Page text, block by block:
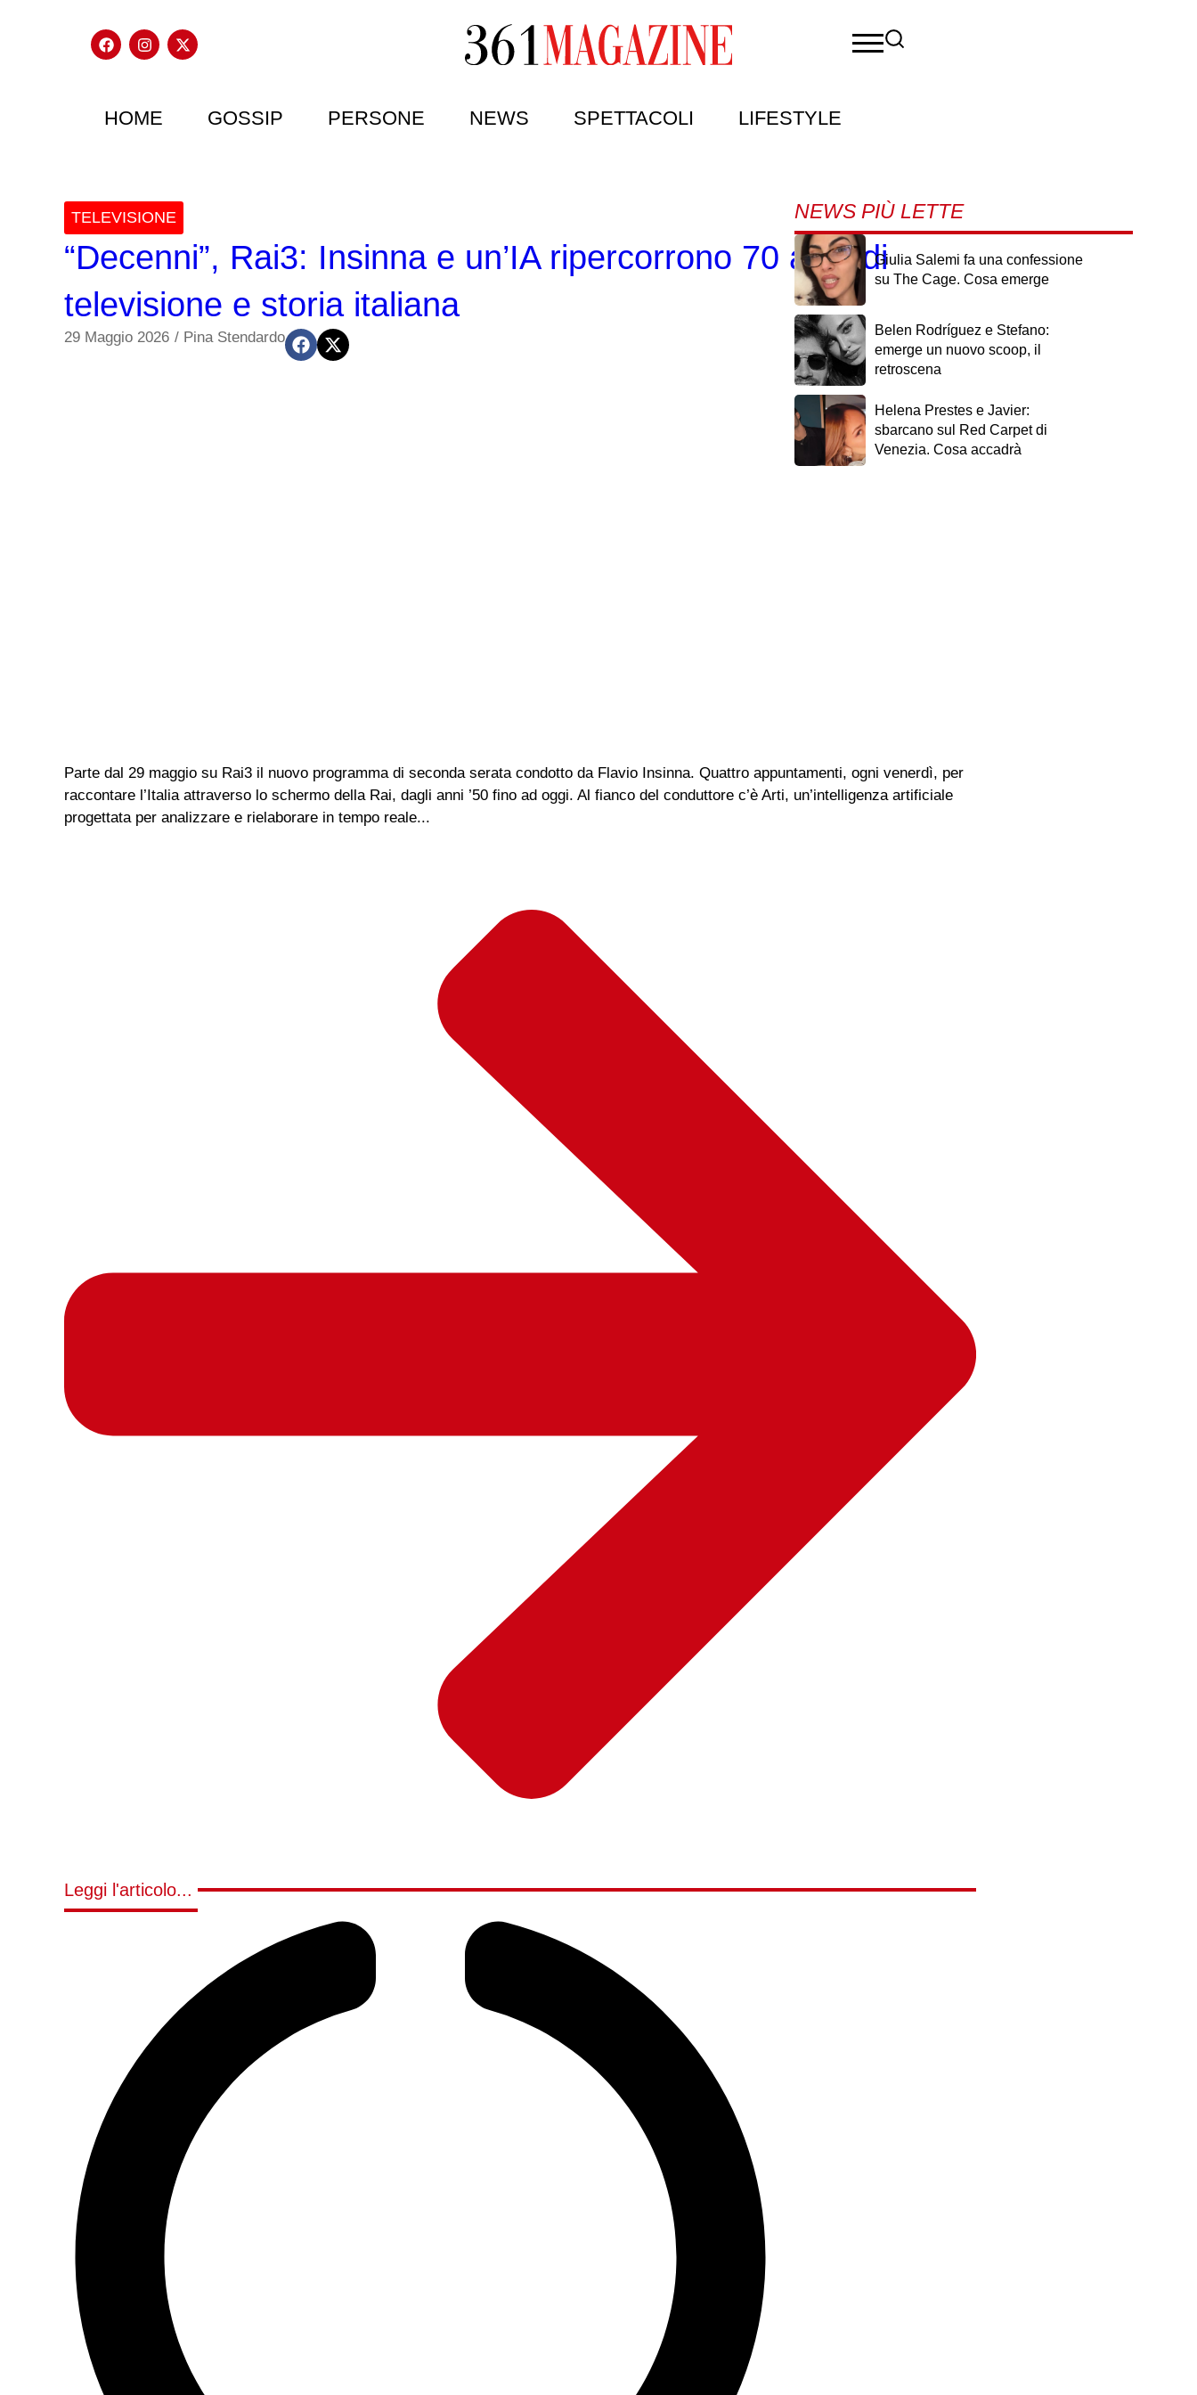
HOME GOSSIP PERSONE NEWS SPETTACOLI LIFESTYLE
TELEVISIONE
“Decenni”, Rai3: Insinna e un’IA ripercorrono 70 anni di
televisione e storia italiana
29 Maggio 2026 / Pina Stendardo
Parte dal 29 maggio su Rai3 il nuovo programma di seconda serata condotto da Flavio Insinna. Quattro appuntamenti, ogni venerdì, per
raccontare l’Italia attraverso lo schermo della Rai, dagli anni ’50 fino ad oggi. Al fianco del conduttore c’è Arti, un’intelligenza artificiale
progettata per analizzare e rielaborare in tempo reale...
Leggi l'articolo...
NEWS PIÙ LETTE
Giulia Salemi fa una confessione
su The Cage. Cosa emerge
Belen Rodríguez e Stefano:
emerge un nuovo scoop, il
retroscena
Helena Prestes e Javier:
sbarcano sul Red Carpet di
Venezia. Cosa accadrà